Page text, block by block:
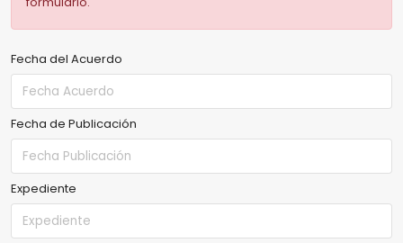
Fecha del Acuerdo
Fecha de Publicación
Expediente